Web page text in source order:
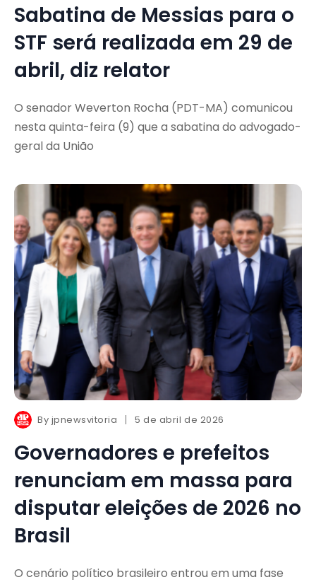
Sabatina de Messias para o
STF será realizada em 29 de
abril, diz relator
O senador Weverton Rocha (PDT-MA) comunicou
nesta quinta-feira (9) que a sabatina do advogado-
geral da União
By jpnewsvitoria 5 de abril de 2026
Governadores e prefeitos
renunciam em massa para
disputar eleições de 2026 no
Brasil
O cenário político brasileiro entrou em uma fase